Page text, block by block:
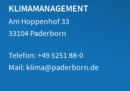
KLIMAMANAGEMENT
Am Hoppenhof 33
33104 Paderborn
Telefon: +49 5251 88-0
Mail: klima@paderborn.de